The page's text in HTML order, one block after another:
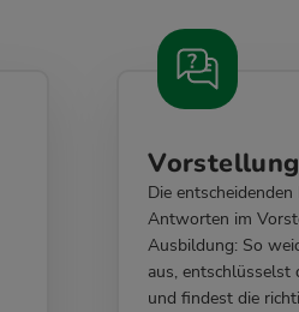
Die
Antworten im
Ausbildung: So
aus, entschlüsselst
und findest die